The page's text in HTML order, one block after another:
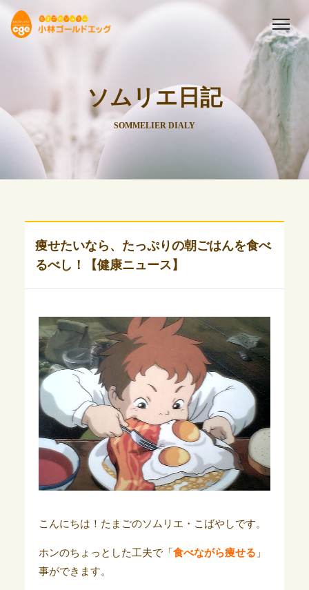
ソムリエ日記
SOMMELIER DIALY
痩せたいなら、たっぷりの朝ごはんを食べ
るべし！【健康ニュース】
こんにちは！たまごのソムリエ・こばやしです。
ホンのちょっとした工夫で「 食べながら痩せる 」
事ができます。